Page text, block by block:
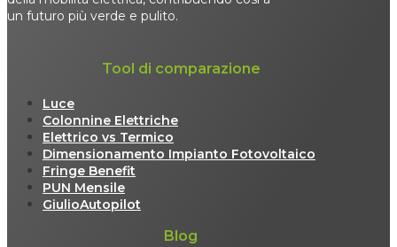
un futuro più verde e pulito.
Tool di comparazione
Luce
Colonnine Elettriche
Elettrico vs Termico
Dimensionamento Impianto Fotovoltaico
Fringe Benefit
PUN Mensile
GiulioAutopilot
Blog